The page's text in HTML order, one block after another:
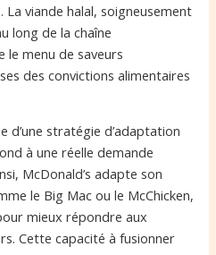
La viande halal, soigneusement
long de la chaîne
le menu de saveurs
des convictions alimentaires
stratégie d’adaptation
à une réelle demande
McDonald’s adapte son
le Big Mac ou le McChicken,
mieux répondre aux
Cette capacité à fusionner